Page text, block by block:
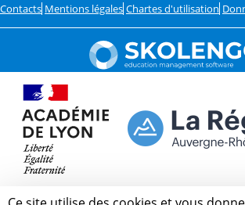
Contacts Mentions légales Chartes d'utilisation